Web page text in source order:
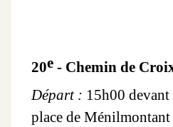
20e - Chemin de
Départ : 15h00
place de